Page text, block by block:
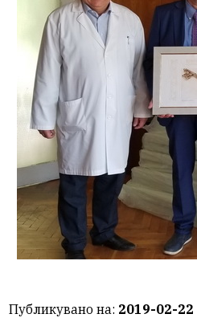
Публикувано на: 2019-02-22